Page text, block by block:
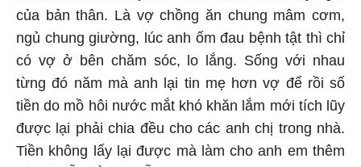
của bản thân. Là vợ chồng ăn chung mâm cơm,
ngủ chung giường, lúc anh ốm đau bệnh tật thì chỉ
có vợ ở bên chăm sóc, lo lắng. Sống với nhau
từng đó năm mà anh lại tin mẹ hơn vợ để rồi số
tiền do mồ hôi nước mắt khó khăn lắm mới tích lũy
được lại phải chia đều cho các anh chị trong nhà.
Tiền không lấy lại được mà làm cho anh em thêm